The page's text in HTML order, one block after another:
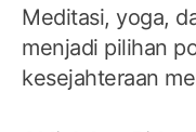
Meditasi, yoga,
menjadi pilihan
kesejahteraan